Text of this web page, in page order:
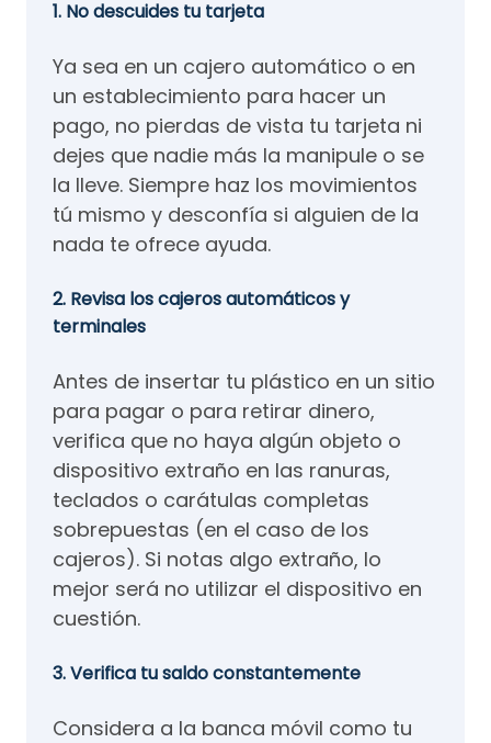
1. No descuides tu tarjeta
Ya sea en un cajero automático o en
un establecimiento para hacer un
pago, no pierdas de vista tu tarjeta ni
dejes que nadie más la manipule o se
la lleve. Siempre haz los movimientos
tú mismo y desconfía si alguien de la
nada te ofrece ayuda.
2. Revisa los cajeros automáticos y
terminales
Antes de insertar tu plástico en un sitio
para pagar o para retirar dinero,
verifica que no haya algún objeto o
dispositivo extraño en las ranuras,
teclados o carátulas completas
sobrepuestas (en el caso de los
cajeros). Si notas algo extraño, lo
mejor será no utilizar el dispositivo en
cuestión.
3. Verifica tu saldo constantemente
Considera a la banca móvil como tu